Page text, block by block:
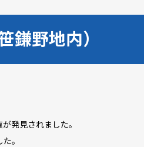
鎌野地内）
発見されました。
。